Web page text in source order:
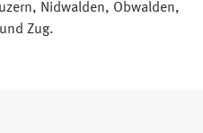
Nidwalden, Obwalden,
Zug.